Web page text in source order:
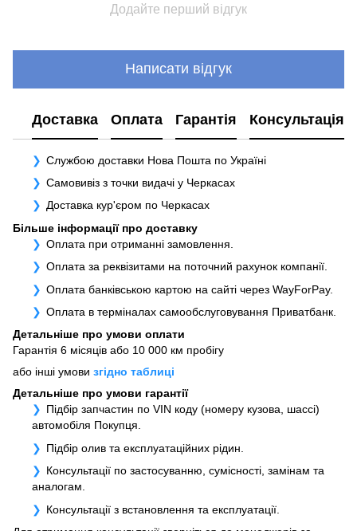
Додайте перший відгук
Написати відгук
Доставка Оплата Гарантія Консультація
Службою доставки Нова Пошта по Україні
Самовивіз з точки видачі у Черкасах
Доставка кур'єром по Черкасах
Більше інформації про доставку
Оплата при отриманні замовлення.
Оплата за реквізитами на поточний рахунок компанії.
Оплата банківською картою на сайті через WayForPay.
Оплата в терміналах самообслуговування Приватбанк.
Детальніше про умови оплати
Гарантія 6 місяців або 10 000 км пробігу
або інші умови згідно таблиці
Детальніше про умови гарантії
Підбір запчастин по VIN коду (номеру кузова, шассі)
автомобіля Покупця.
Підбір олив та експлуатаційних рідин.
Консультації по застосуванню, сумісності, замінам та
аналогам.
Консультації з встановлення та експлуатації.